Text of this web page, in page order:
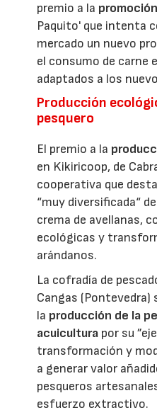
premio a la promoción
Paquito' que intenta
mercado un nuevo
el consumo de carne
adaptados a los
Producción
pesquero
El premio a la
en Kikiricoop, de
cooperativa que
“muy diversificada“
crema de avellanas,
ecológicas y
arándanos.
La cofradía de
Cangas (Pontevedra)
la producción de la
acuicultura por su
transformación y
a generar valor
pesqueros
esfuerzo extractivo.